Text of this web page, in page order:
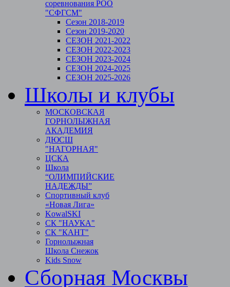
соревнования РОО
"СФГСМ"
Сезон 2018-2019
Сезон 2019-2020
СЕЗОН 2021-2022
СЕЗОН 2022-2023
СЕЗОН 2023-2024
СЕЗОН 2024-2025
СЕЗОН 2025-2026
Школы и клубы
МОСКОВСКАЯ
ГОРНОЛЫЖНАЯ
АКАДЕМИЯ
ДЮСШ
"НАГОРНАЯ"
ЦСКА
Школа
“ОЛИМПИЙСКИЕ
НАДЕЖДЫ”
Спортивный клуб
«Новая Лига»
KowalSKI
СК "НАУКА"
СК "КАНТ"
Горнолыжная
Школа Снежок
Kids Snow
Сборная Москвы